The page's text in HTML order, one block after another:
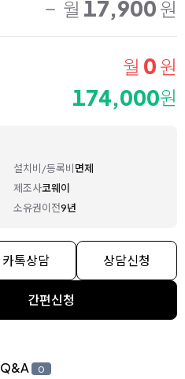
월 17,900 원
월 0 원
174,000원
설치비/등록비면제
제조사코웨이
소유권이전9년
카톡상담 상담신청
간편신청
Q&A 0